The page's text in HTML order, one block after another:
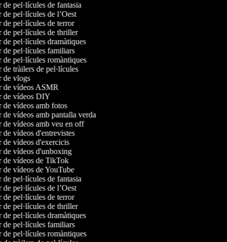
de pel·lícules de fantasia
de pel·lícules de l’Oest
de pel·lícules de terror
de pel·lícules de thriller
de pel·lícules dramàtiques
de pel·lícules familiars
de pel·lícules romàntiques
de tràilers de pel·lícules
de vlogs
de vídeos ASMR
de vídeos DIY
de vídeos amb fotos
de vídeos amb pantalla verda
de vídeos amb veu en off
de vídeos d'entrevistes
de vídeos d'exercicis
de vídeos d'unboxing
de vídeos de TikTok
de vídeos de YouTube
de pel·lícules de fantasia
de pel·lícules de l’Oest
de pel·lícules de terror
de pel·lícules de thriller
de pel·lícules dramàtiques
de pel·lícules familiars
de pel·lícules romàntiques